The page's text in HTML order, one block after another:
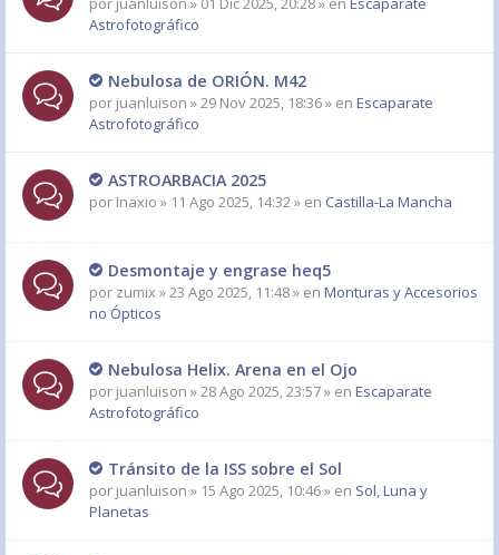
Astrofotográfico
Nebulosa de ORIÓN. M42
por juanluison » 29 Nov 2025, 18:36 » en Escaparate
Astrofotográfico
ASTROARBACIA 2025
por Inaxio » 11 Ago 2025, 14:32 » en Castilla-La Mancha
Desmontaje y engrase heq5
por zumix» 23 Ago 2025, 11:48 » en Monturas y Accesorios
no Ópticos
Nebulosa Helix. Arena en el Ojo
por juanluison » 28 Ago 2025, 23:57 » en Escaparate
Astrofotográfico
Tránsito de la ISS sobre el Sol
por juanluison » 15 Ago 2025, 10:46 » en Sol, Luna y
Planetas